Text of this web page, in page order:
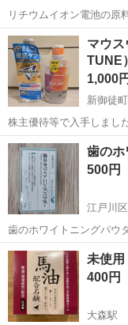
リチウムイオン電池の原
ワンルーム寮完備！赴任
ト免許お持ちの方、活躍
市》 人気の工場のお仕
神奈川 相模原市
マウ
TUNE）
1,000円
新御徒
株主優待等で入手しまし
りの際は入れ物をご持参
いします。
東京 台東区 新
歯のホ
500円
江戸川区
歯のホワイトニングパウダ
川区の指定場所まで 引取
東京 江戸川区 そ
未使
400円
大森駅